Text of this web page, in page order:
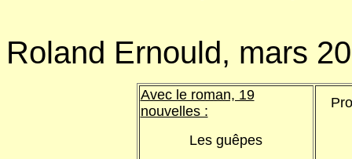
Roland Ernould, mars
Avec le roman, 19
nouvelles :
Les guêpes